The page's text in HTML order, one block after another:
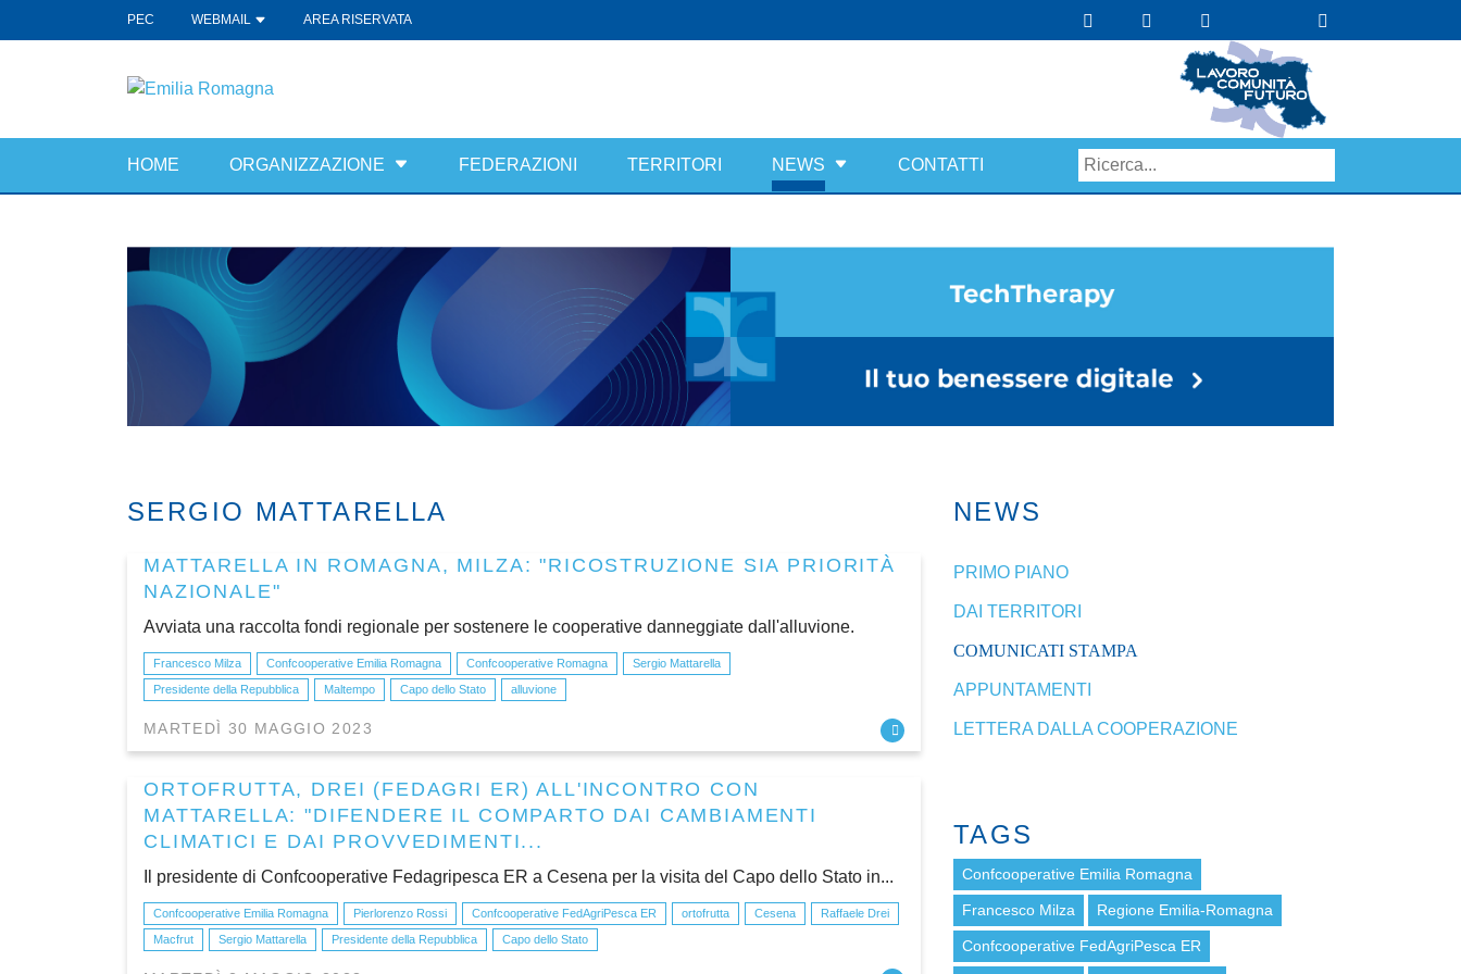
PEC WEBMAIL AREA RISERVATA
HOME ORGANIZZAZIONE FEDERAZIONI TERRITORI NEWS CONTATTI
SERGIO MATTARELLA
MATTARELLA IN ROMAGNA, MILZA: "RICOSTRUZIONE SIA PRIORITÀ
NAZIONALE"
Avviata una raccolta fondi regionale per sostenere le cooperative danneggiate dall'alluvione.
Francesco Milza Confcooperative Emilia Romagna Confcooperative Romagna
Sergio Mattarella
Presidente della Repubblica
Maltempo Capo dello Stato alluvione
MARTEDÌ 30 MAGGIO 2023
ORTOFRUTTA, DREI (FEDAGRI ER) ALL'INCONTRO CON
MATTARELLA: "DIFENDERE IL COMPARTO DAI CAMBIAMENTI
CLIMATICI E DAI PROVVEDIMENTI...
Il presidente di Confcooperative Fedagripesca ER a Cesena per la visita del Capo dello Stato in...
Confcooperative Emilia Romagna Pierlorenzo Rossi Confcooperative FedAgriPesca ER ortofrutta Cesena
Raffaele Drei
Macfrut
Sergio Mattarella Presidente della Repubblica Capo dello Stato
NEWS
PRIMO PIANO
DAI TERRITORI
COMUNICATI STAMPA
APPUNTAMENTI
LETTERA DALLA COOPERAZIONE
TAGS
Confcooperative Emilia Romagna
Francesco Milza Regione Emilia-Romagna
Confcooperative FedAgriPesca ER